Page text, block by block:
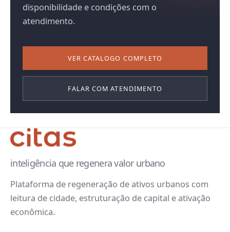
disponibilidade e condições com o
atendimento.
VER CATALOGO COMPLETO
FALAR COM ATENDIMENTO
inteligência que regenera valor urbano
Plataforma de regeneração de ativos urbanos com
leitura de cidade, estruturação de capital e ativação
econômica.